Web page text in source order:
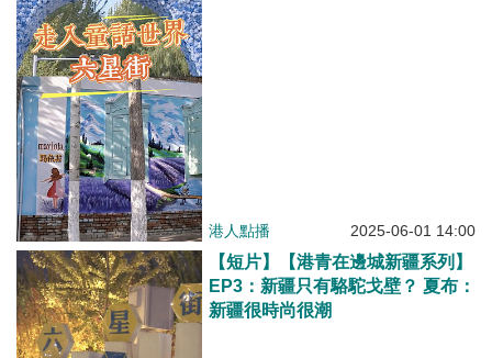
港人點播 2025-06-01 14:00
【短片】【港青在邊城新疆系列】
EP3：新疆只有駱駝戈壁？ 夏布：
新疆很時尚很潮